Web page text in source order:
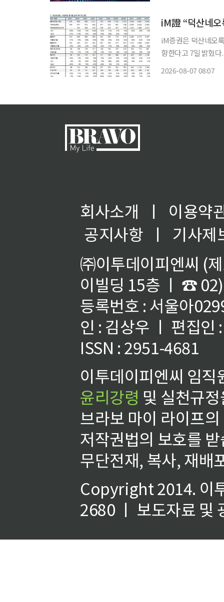
iM證 “덕산네
iM증권은 덕산네오
향한다고 7일 밝혔다. 정원석 iM증권 연구원은 “OLED 소재 본업뿐만 아니라 자회사 현대중
2026-08-07 08:07
회사소개 ㅣ
이용약
공지사항
ㅣ
기사제
㈜이투데이피엔씨 (
이빌딩 15층 ㅣ ☎
등록번호 : 서울아
인 : 김상우 ㅣ 편집인
ISSN : 2951-4681
이투데이피엔씨 임
윤리강령 및 실천규
브라보 마이 라이프
저작권법의 보호를
무단전재, 복사, 재배
Copyright 2014. 이
2680 ㅣ 보도자료